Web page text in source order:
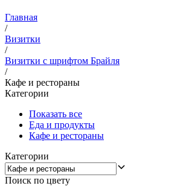
Главная
/
Визитки
/
Визитки с шрифтом Брайля
/
Кафе и рестораны
Категории
Показать все
Еда и продукты
Кафе и рестораны
Категории
Поиск по цвету